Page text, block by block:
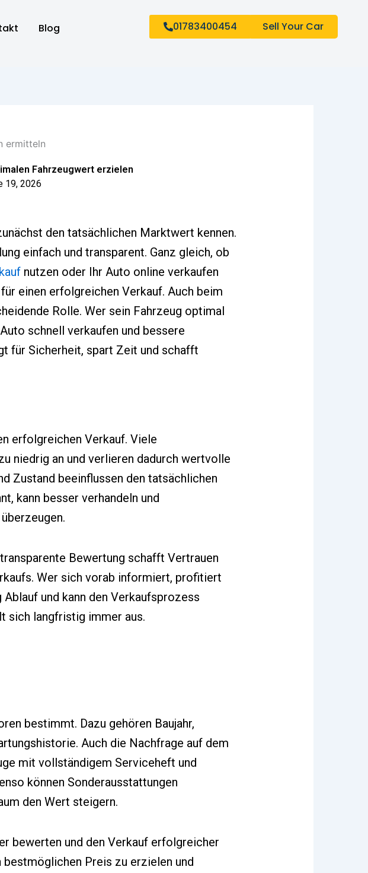
Blog 01783400454 Sell Your Car
Fahrzeugwert erzielen
19, 2026
den tatsächlichen Marktwert kennen.
einfach und transparent. Ganz gleich, ob
nutzen oder Ihr Auto online verkaufen
einen erfolgreichen Verkauf. Auch beim
Rolle. Wer sein Fahrzeug optimal
schnell verkaufen und bessere
für Sicherheit, spart Zeit und schafft
erfolgreichen Verkauf. Viele
niedrig an und verlieren dadurch wertvolle
Zustand beeinflussen den tatsächlichen
kann besser verhandeln und
Bewertung schafft Vertrauen
Wer sich vorab informiert, profitiert
und kann den Verkaufsprozess
sich langfristig immer aus.
bestimmt. Dazu gehören Baujahr,
Auch die Nachfrage auf dem
mit vollständigem Serviceheft und
können Sonderausstattungen
den Wert steigern.
bewerten und den Verkauf erfolgreicher
Preis zu erzielen und